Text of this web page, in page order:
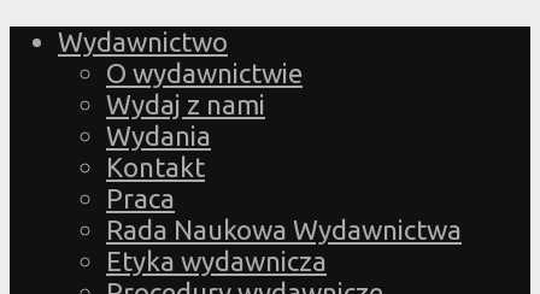
Wydawnictwo
O wydawnictwie
Wydaj z nami
Wydania
Kontakt
Praca
Rada Naukowa Wydawnictwa
Etyka wydawnicza